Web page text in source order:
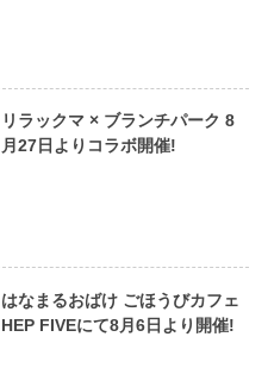
リラックマ × ブランチパーク 8
月27日よりコラボ開催!
はなまるおばけ ごほうびカフェ
HEP FIVEにて8月6日より開催!